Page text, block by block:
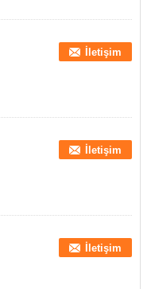
İletişim
İletişim
İletişim